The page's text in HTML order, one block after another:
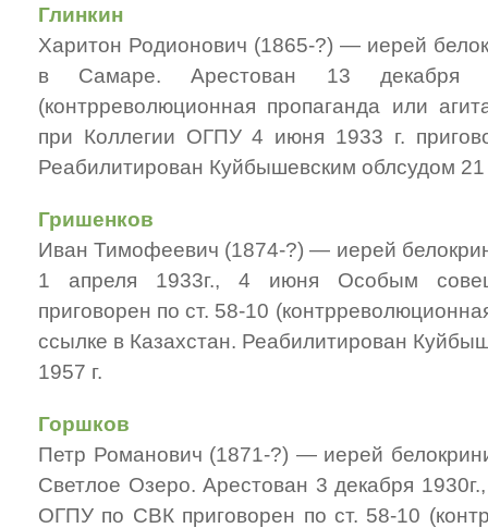
Глинкин
Харитон Родионович (1865-?) — иерей
в Самаре. Арестован 13
(контрреволюционная пропаганда или
при Коллегии ОГПУ 4 июня 1933 г.
Реабилитирован Куйбышевским облсудом 21
Гришенков
Иван Тимофеевич (1874-?) — иерей
1 апреля 1933г., 4 июня Особым
приговорен по ст. 58-10
ссылке в Казахстан. Реабилитирован
1957 г.
Горшков
Петр Романович (1871-?) — иерей
Светлое Озеро. Арестован 3 декабря
ОГПУ по СВК приговорен по ст. 58-10